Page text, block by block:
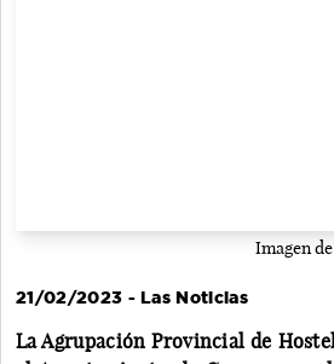
Imagen
21/02/2023 - Las Noticias
La Agrupación Provincial de